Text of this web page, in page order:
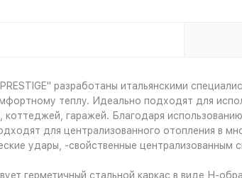
разработаны итальянскими
теплу. Идеально подходят для
гаражей. Благодаря
для централизованного отопления в
удары, -свойственные централизованным
герметичный стальной каркас в виде Н-